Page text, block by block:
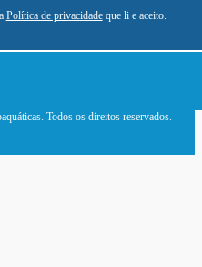
Política de privacidadeque li e aceito.
Todos os direitos reservados.